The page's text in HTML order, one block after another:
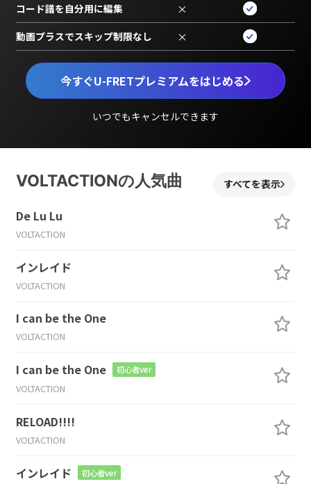
今すぐU-FRETプレミアムをはじめる
いつでもキャンセルできます
コード譜を自分用に編集 ×
動画プラスでスキップ制限なし ×
VOLTACTIONの人気曲 すべてを表示
De Lu Lu
VOLTACTION
インレイド
VOLTACTION
I can be the One
VOLTACTION
I can be the One 初心者ver
VOLTACTION
RELOAD!!!!
VOLTACTION
インレイド 初心者ver